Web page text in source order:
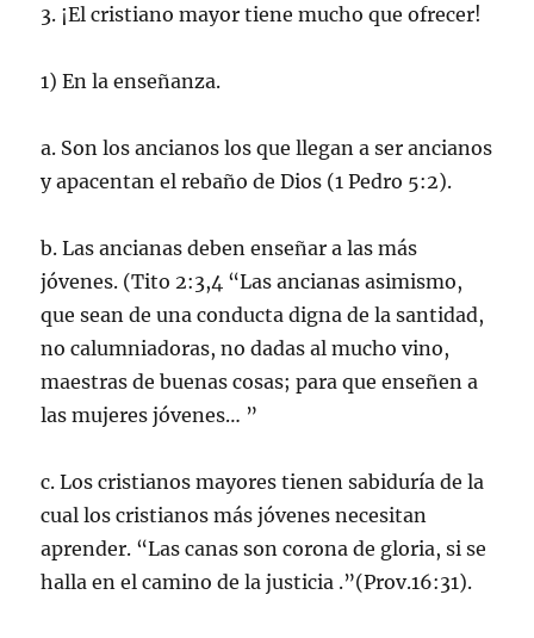
3. ¡El cristiano mayor tiene mucho que ofrecer!
1) En la enseñanza.
a. Son los ancianos los que llegan a ser ancianos
y apacentan el rebaño de Dios (1 Pedro 5:2).
b. Las ancianas deben enseñar a las más
jóvenes. (Tito 2:3,4 “Las ancianas asimismo,
que sean de una conducta digna de la santidad,
no calumniadoras, no dadas al mucho vino,
maestras de buenas cosas; para que enseñen a
las mujeres jóvenes… ”
c. Los cristianos mayores tienen sabiduría de la
cual los cristianos más jóvenes necesitan
aprender. “Las canas son corona de gloria, si se
halla en el camino de la justicia .”(Prov.16:31).